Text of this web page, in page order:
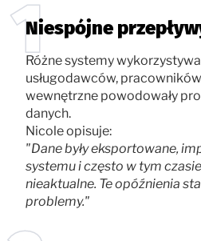
Niespójne
Różne systemy
usługodawców,
wewnętrzne powodowały
danych.
Nicole opisuje:
"Dane były eksportowane,
systemu i często w tym
nieaktualne. Te opóźnienia
problemy."